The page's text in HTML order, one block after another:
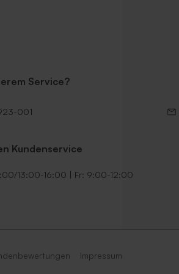
Service?
001
Kundenservice
13:00-16:00 | Fr: 9:00-12:00
Impressum